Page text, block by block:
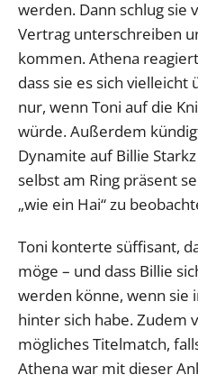
werden. Dann schlug sie
Vertrag unterschreiben
kommen. Athena
dass sie es sich
nur, wenn Toni auf die
würde. Außerdem
Dynamite auf Billie
selbst am Ring präsent
„wie ein Hai“ zu
Toni konterte süffisant,
möge – und dass Billie
werden könne, wenn sie
hinter sich habe. Zudem
mögliches Titelmatch,
Athena war mit dieser